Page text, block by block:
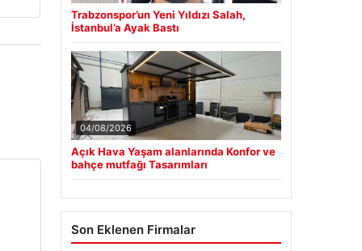
Trabzonspor’un Yeni Yıldızı Salah,
İstanbul’a Ayak Bastı
04/08/2026
Açık Hava Yaşam alanlarında Konfor ve
bahçe mutfağı Tasarımları
Son Eklenen Firmalar